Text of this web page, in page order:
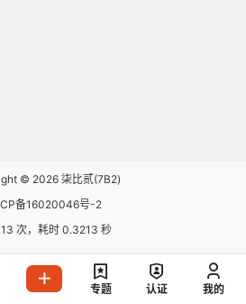
© 2026 柒比贰(7B2)
备16020046号-2
次，耗时 0.3213 秒
专题 认证 我的